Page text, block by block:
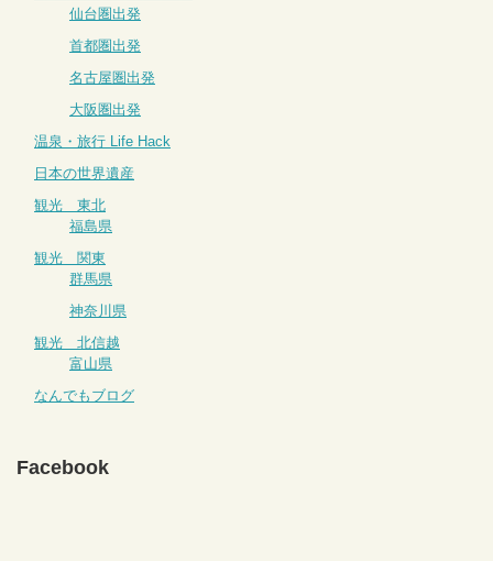
仙台圏出発
首都圏出発
名古屋圏出発
大阪圏出発
温泉・旅行 Life Hack
日本の世界遺産
観光 東北
福島県
観光 関東
群馬県
神奈川県
観光 北信越
富山県
なんでもブログ
Facebook